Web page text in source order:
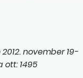
november 19-
ott: 1495